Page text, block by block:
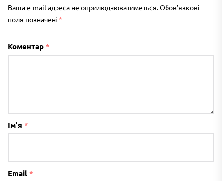
Ваша e-mail адреса не оприлюднюватиметься.Обов’язкові
поля позначені *
Коментар *
Ім'я *
Email *